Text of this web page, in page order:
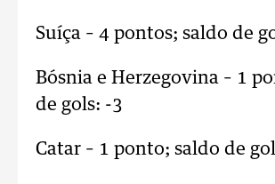
Suíça – 4 pontos; saldo de
Bósnia e Herzegovina – 1
de gols: -3
Catar – 1 ponto; saldo de